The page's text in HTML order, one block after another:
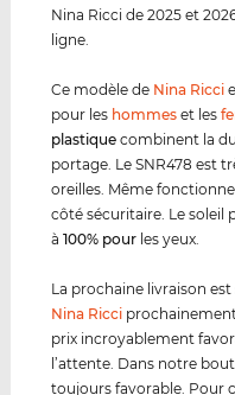
Nina Ricci de 2025 et
ligne.
Ce modèle de Nina Ricci
pour les hommes et les
plastique combinent la
portage. Le SNR478 est
oreilles. Même
côté sécuritaire. Le soleil
à100% pour les yeux.
La prochaine livraison
Nina Ricci
prix incroyablement
l’attente. Dans notre
toujours favorable. Pour